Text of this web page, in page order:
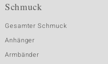
Schmuck
Gesamter Schmuck
Anhänger
Armbänder